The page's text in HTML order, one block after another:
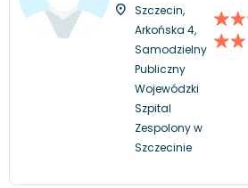
Szczecin,
Arkońska 4,
Samodzielny
Publiczny
Wojewódzki
Szpital
Zespolony w
Szczecinie